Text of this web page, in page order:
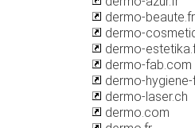
dermo-beaute.fr
dermo-
dermo-
dermo-fab.com
dermo-
dermo-laser.ch
dermo.com